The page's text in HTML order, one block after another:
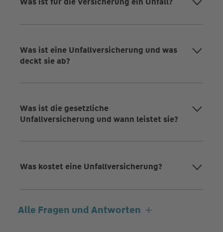
Was ist eine Unfallversicherung und was
deckt sie ab?
Was ist die gesetzliche
Unfallversicherung und wann leistet sie?
Was kostet eine Unfallversicherung?
Alle Fragen und Antworten